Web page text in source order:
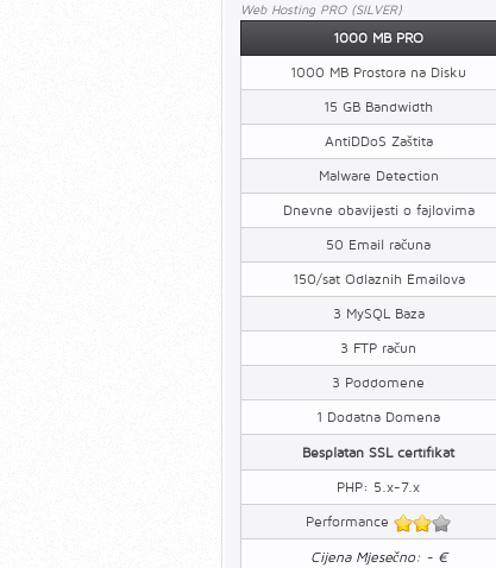
Web Hosting PRO (SILVER)
1000 MB PRO
1000 MB Prostora na Disku
15 GB Bandwidth
AntiDDoS Zaštita
Malware Detection
Dnevne obavijesti o fajlovima
50 Email računa
150/sat Odlaznih Emailova
3 MySQL Baza
3 FTP račun
3 Poddomene
1 Dodatna Domena
Besplatan SSL certifikat
PHP: 5.x-7.x
Performance
Cijena Mjesečno: - €